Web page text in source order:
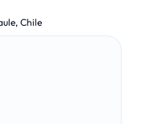
Chile